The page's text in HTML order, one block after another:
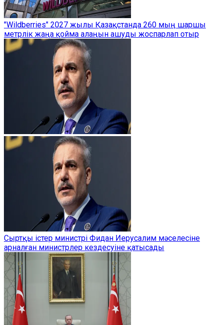
"Wildberries" 2027 жылы Қазақстанда 260 мың шаршы
метрлік жаңа қойма алаңын ашуды жоспарлап отыр
Сыртқы істер министрі Фидан Иерусалим мәселесіне
арналған министрлер кездесуіне қатысады